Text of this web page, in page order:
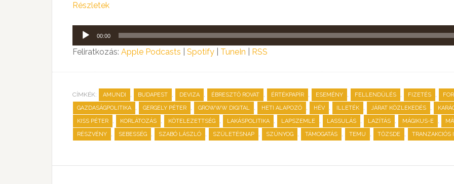
Részletek
Audió
lejátszó
00:00
Feliratkozás: Apple Podcasts Spotify TuneIn RSS
CÍMKÉK: AMUNDI , BUDAPEST , DEVIZA , ÉBRESZTŐ ROVAT , ÉRTÉKPAPÍR , ESEMÉNY , FELLENDÜLÉS , FIZETÉS ,
GAZDASÁGPOLITIKA , GERGELY PÉTER , GROWWW DIGITAL , HETI ALAPOZÓ , HÉV , ILLETÉK , JÁRAT KÖZLEKEDÉS ,
KISS PÉTER , KORLÁTOZÁS , KÖTELEZETTSÉG , LAKÁSPOLITIKA , LAPSZEMLE , LASSULÁS , LAZÍTÁS , MÁGIKUS-E ,
RÉSZVÉNY , SEBESSÉG , SZABÓ LÁSZLÓ , SZÜLETÉSNAP , SZÚNYOG , TÁMOGATÁS , TEMU , TŐZSDE , TRANZAKCIÓS